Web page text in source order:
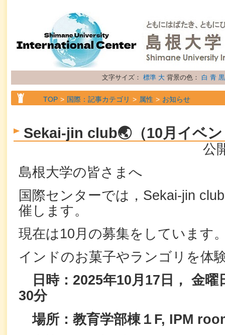
文字サイズ： 標準 大 背景の色： 白 青 黒
TOP 国際：記事カテゴリ 属性 お知らせ
Sekai-jin club🌏（10月イベ
公
島根大学の皆さまへ
国際センターでは，Sekai-jin
催します。
現在は10月の募集をしています
インドのお菓子やランゴリを体
日時：2025年10月17日， 金
30分
場所：教育学部棟１F, IPM